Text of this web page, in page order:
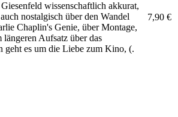
wissenschaftlich akkurat,
nostalgisch über den Wandel
Chaplin's Genie, über Montage,
Aufsatz über das
geht es um die Liebe zum Kino, (.
7,90 €